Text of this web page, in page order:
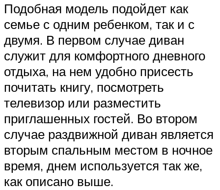
Подобная модель подойдет как
семье с одним ребенком, так и с
двумя. В первом случае диван
служит для комфортного дневного
отдыха, на нем удобно присесть
почитать книгу, посмотреть
телевизор или разместить
приглашенных гостей. Во втором
случае раздвижной диван является
вторым спальным местом в ночное
время, днем используется так же,
как описано выше.